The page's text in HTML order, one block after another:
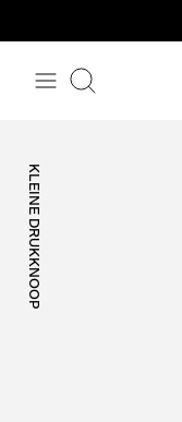
content
Zoeken
KLEINE DRUKKNOOP